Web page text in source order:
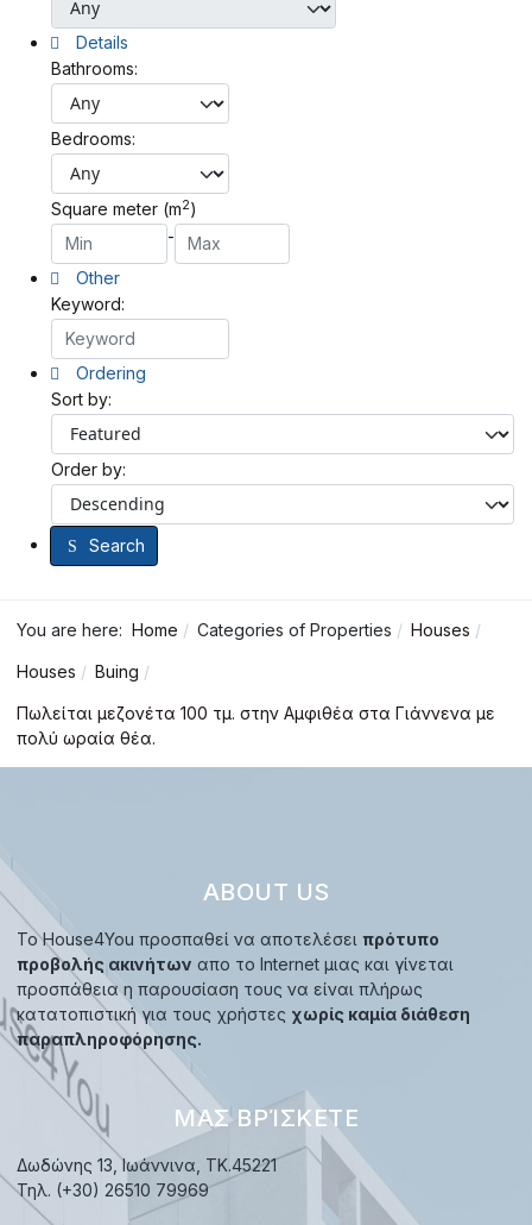
Details
Bathrooms:
Bedrooms:
Square meter (m2)
-
Other
Keyword:
Ordering
Sort by:
Order by:
Search
You are here: Home Categories of Properties Houses
Houses Buing
Πωλείται μεζονέτα 100 τμ. στην Αμφιθέα στα Γιάννενα με
πολύ ωραία θέα.
ABOUT US
Το House4You προσπαθεί να αποτελέσει πρότυπο
προβολής ακινήτων απο το Internet μιας και γίνεται
προσπάθεια η παρουσίαση τους να είναι πλήρως
κατατοπιστική για τους χρήστες χωρίς καμία διάθεση
παραπληροφόρησης.
ΜΑΣ ΒΡΊΣΚΕΤΕ
Δωδώνης 13, Ιωάννινα, TK.45221
Τηλ. (+30) 26510 79969